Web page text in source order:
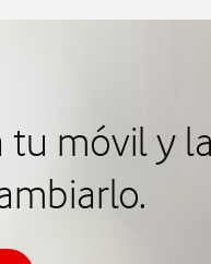
tu móvil y